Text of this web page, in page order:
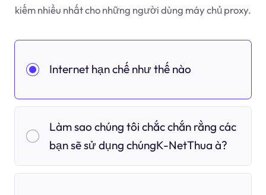
kiếm nhiều nhất cho những người dùng máy chủ proxy.
Internet hạn chế như thế nào
Làm sao chúng tôi chắc chắn rằng các
bạn sẽ sử dụng chúngK-NetThua à?